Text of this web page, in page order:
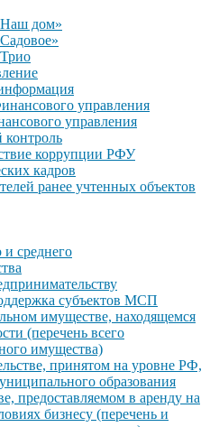
дом»
управления
управления
коррупции РФУ
кадров
ранее учтенных объектов
среднего
субъектов МСП
имуществе, находящемся
(перечень всего
имущества)
принятом на уровне РФ,
образования
предоставляемом в аренду на
бизнесу (перечень и